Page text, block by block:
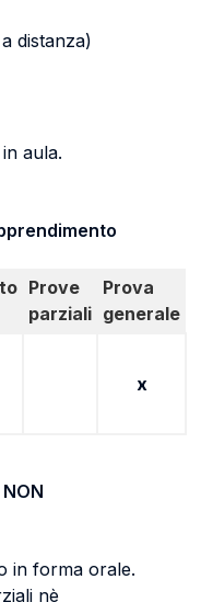
distanza)
aula.
Prove
parziali
Prova
generale
x
NON
in forma orale.
nè